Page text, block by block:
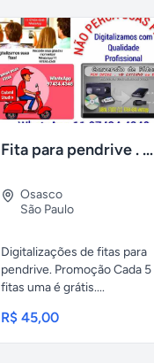
Fita para pendrive . Osasco e região
Osasco
São Paulo
Digitalizações de fitas para
pendrive. Promoção Cada 5
fitas uma é grátis....
R$ 45,00